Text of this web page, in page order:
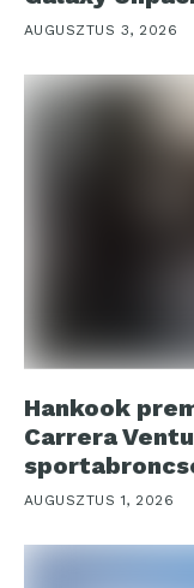
AUGUSZTUS 3, 2026
Hankook
Carrera
AUGUSZTUS 1, 2026